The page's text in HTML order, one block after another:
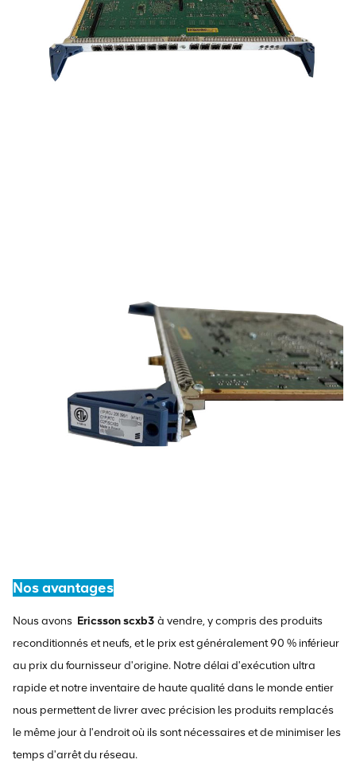
Nos avantages
Nous avons Ericsson scxb3 à vendre, y compris des produits
reconditionnés et neufs, et le prix est généralement 90 % inférieur
au prix du fournisseur d'origine. Notre délai d'exécution ultra
rapide et notre inventaire de haute qualité dans le monde entier
nous permettent de livrer avec précision les produits remplacés
le même jour à l'endroit où ils sont nécessaires et de minimiser les
temps d'arrêt du réseau.